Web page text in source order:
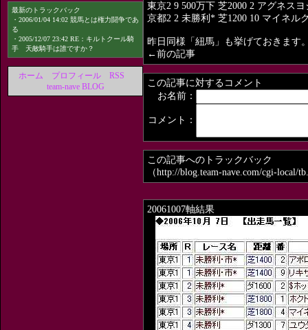
最新のトラックバック
・ 2006/01/04 14:02 競馬とは権力闘争であ
る
・ 2005/12/07 23:42 RE：キルトクール騎
手 天敵騎手は誰ですか？
ホーム プロフィール
RSS
team-nave BLOG
東京2 9 500万下 芝2000 2 アグネス
京都2 2 未勝利* 芝1200 10 マイネ
昨日同様「紐馬」も挙げておきます
←前の記事
この記事に対するコメント
お名前：
コメント：
この記事へのトラックバック
（http://blog.team-nave.com/cgi-local/
20061007軸結果